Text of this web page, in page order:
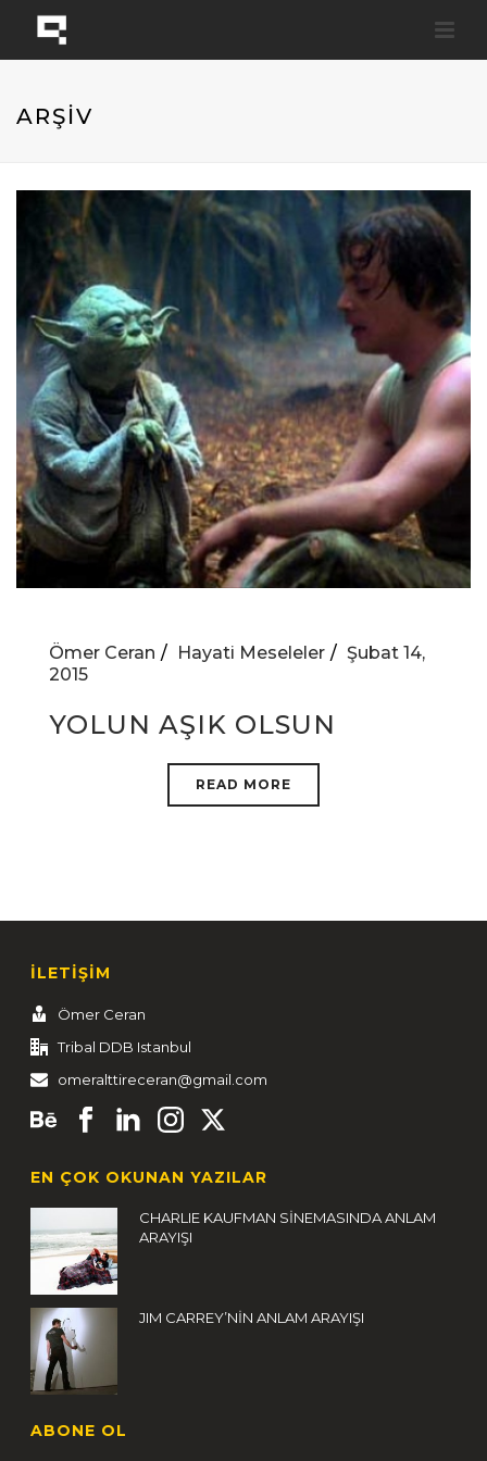
ARŞİV
Ömer Ceran Hayati Meseleler
Şubat 14,
2015
YOLUN AŞIK OLSUN
READ MORE
İLETİŞİM
Ömer Ceran
Tribal DDB Istanbul
omeralttireceran@gmail.com
EN ÇOK OKUNAN YAZILAR
CHARLIE KAUFMAN SİNEMASINDA ANLAM
ARAYIŞI
JIM CARREY’NİN ANLAM ARAYIŞI
ABONE OL